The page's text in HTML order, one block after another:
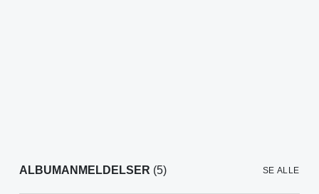
ALBUMANMELDELSER (5) SE ALLE